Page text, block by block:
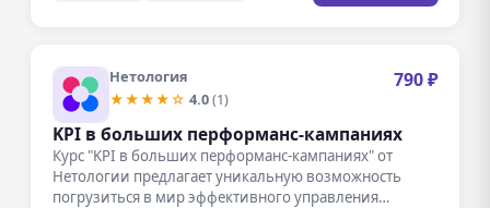
Нетология
★★★★☆ 4.0(1)
790 ₽
KPI в больших перформанс-кампаниях
Курс "KPI в больших перформанс-кампаниях" от
Нетологии предлагает уникальную возможность
погрузиться в мир эффективного управления